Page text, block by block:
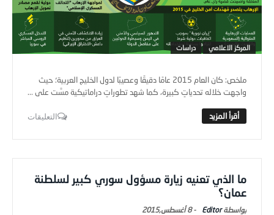
المركز الاعلامي دراسات
ملخص: كان العام 2015 عامًا دقيقًا وعصيبًا لدول الخليج العربية؛ حيث
واجهت خلاله تحدياتٍ كبيرة، كما شهد تطوراتٍ دراماتيكية مسَّت على ...
التعليقات
ما الذي تعنيه زيارة مسؤول سوري كبير لسلطنة
عمان؟
Editor
-8 أغسطس,2015